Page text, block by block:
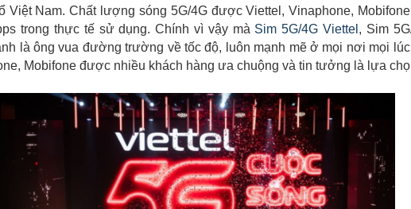
Việt Nam. Chất lượng sóng 5G/4G được Viettel, Vinaphone,
trong thực tế sử dụng. Chính vì vậy mà Sim 5G/4G Viettel , Sim
là ông vua đường trường về tốc độ, luôn mạnh mẽ ở mọi nơi mọi
Mobifone được nhiều khách hàng ưa chuộng và tin tưởng là lựa